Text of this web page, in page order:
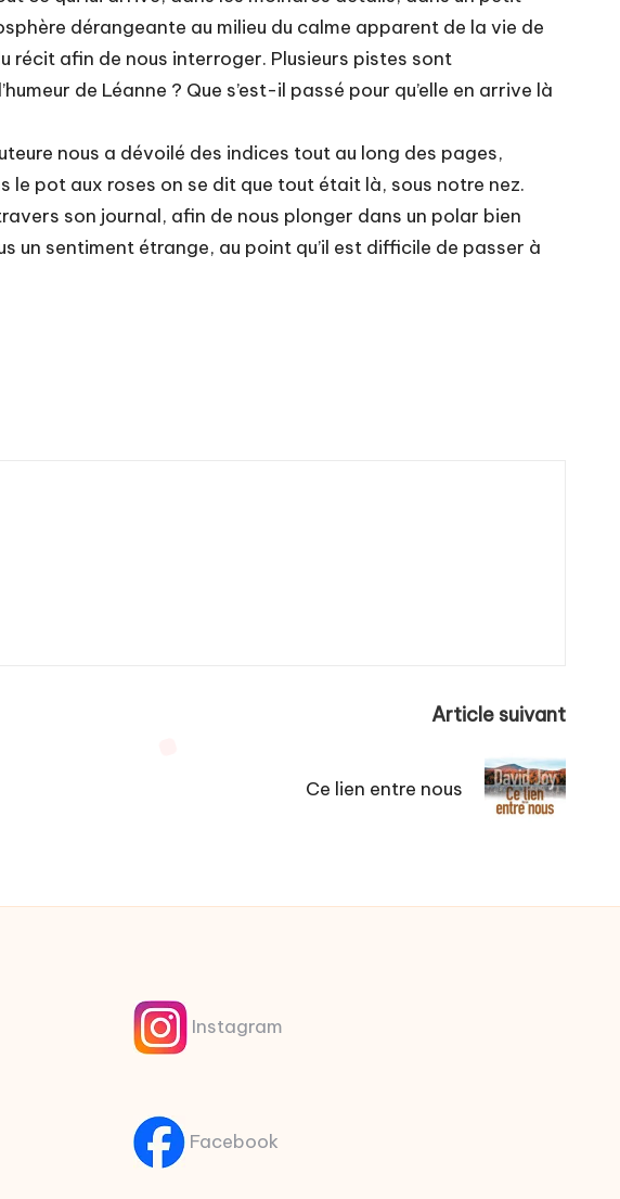
dérangeante au milieu du calme apparent de la vie de
récit afin de nous interroger. Plusieurs pistes sont
de Léanne ? Que s’est-il passé pour qu’elle en arrive là
nous a dévoilé des indices tout au long des pages,
le pot aux roses on se dit que tout était là, sous notre nez.
son journal, afin de nous plonger dans un polar bien
un sentiment étrange, au point qu’il est difficile de passer à
Article suivant
Ce lien entre nous
Instagram
Facebook